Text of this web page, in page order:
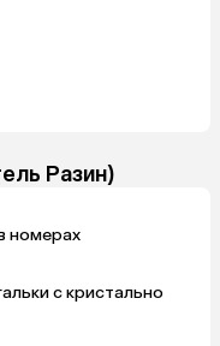
Разин)
номерах
с кристально